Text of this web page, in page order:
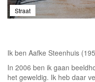
Straat
Ik ben Aafke Steenhuis
In 2006 ben ik gaan
het geweldig. Ik heb daar